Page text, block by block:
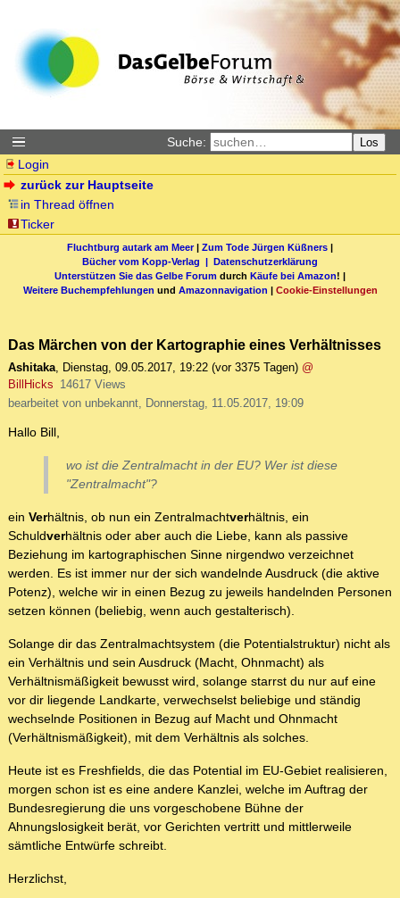
Suche: Los
Login
zurück zur Hauptseite
in Thread öffnen
Ticker
Fluchtburg autark am Meer| Zum Tode Jürgen Küßners |
Bücher vom Kopp-Verlag | Datenschutzerklärung
Unterstützen Sie das Gelbe Forum durch Käufe bei Amazon! |
Weitere Buchempfehlungen und Amazonnavigation | Cookie-Einstellungen
Das Märchen von der Kartographie eines Verhältnisses
Ashitaka, Dienstag, 09.05.2017, 19:22 (vor 3375 Tagen) @
BillHicks 14617 Views
bearbeitet von unbekannt, Donnerstag, 11.05.2017, 19:09
Hallo Bill,
wo istdie Zentralmachtin der EU? Wer ist diese
"Zentralmacht"?
ein Verhältnis, ob nun ein Zentralmachtverhältnis, ein
Schuldverhältnis oder aber auch die Liebe, kann als passive
Beziehung im kartographischen Sinne nirgendwo verzeichnet
werden. Es ist immer nur der sich wandelnde Ausdruck (die aktive
Potenz), welche wir in einen Bezug zu jeweils handelnden Personen
setzen können (beliebig, wenn auch gestalterisch).
Solange dir das Zentralmachtsystem (die Potentialstruktur) nicht als
ein Verhältnis und sein Ausdruck (Macht, Ohnmacht) als
Verhältnismäßigkeit bewusst wird, solange starrst du nur auf eine
vor dir liegende Landkarte, verwechselst beliebige und ständig
wechselnde Positionen in Bezug auf Macht und Ohnmacht
(Verhältnismäßigkeit), mit dem Verhältnis als solches.
Heute ist es Freshfields, die das Potential im EU-Gebiet realisieren,
morgen schon ist es eine andere Kanzlei, welche im Auftrag der
Bundesregierung die uns vorgeschobene Bühne der
Ahnungslosigkeit berät, vor Gerichten vertritt und mittlerweile
sämtliche Entwürfe schreibt.
Herzlichst,